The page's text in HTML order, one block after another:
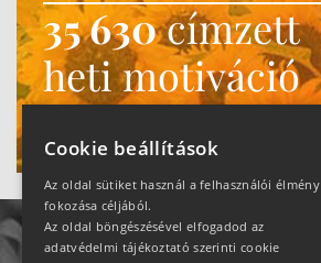
35 630címzett
heti motiváció
Ne maradj le!
Cookie beállítások
Az oldal sütiket használ a felhasználói élmény
fokozása céljából.
Az oldal böngészésével elfogadod az
adatvédelmi tájékoztató szerinti cookie